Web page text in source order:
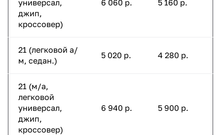
универсал,
джип,
кроссовер)
6 060 р. 5 160 р.
21 (легковой а/
м, седан.)
5 020 р. 4 280 р.
21 (м/а,
легковой
универсал,
джип,
кроссовер)
6 940 р. 5 900 р.